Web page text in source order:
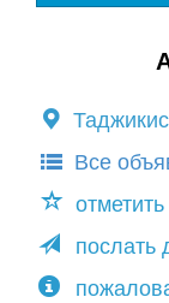
Все
отметить
послать